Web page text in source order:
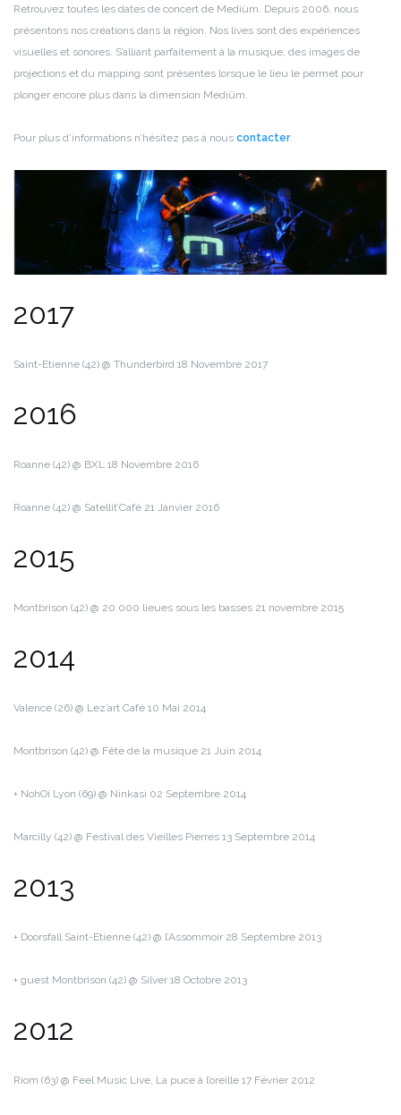
Retrouvez toutes les dates de concert de Mediüm. Depuis 2006, nous
présentons nos créations dans la région. Nos lives sont des expériences
visuelles et sonores. S’alliant parfaitement à la musique, des images de
projections et du mapping sont présentes lorsque le lieu le permet pour
plonger encore plus dans la dimension Mediüm.
Pour plus d’informations n’hésitez pas à nous contacter.
2017
Saint-Etienne (42) @ Thunderbird 18 Novembre 2017
2016
Roanne (42) @ BXL 18 Novembre 2016
Roanne (42) @ Satellit’Café 21 Janvier 2016
2015
Montbrison (42) @ 20 000 lieues sous les basses 21 novembre 2015
2014
Valence (26) @ Lez’art Café 10 Mai 2014
Montbrison (42) @ Fête de la musique 21 Juin 2014
+ NohOï Lyon (69) @ Ninkasi 02 Septembre 2014
Marcilly (42) @ Festival des Vieilles Pierres 13 Septembre 2014
2013
+ Doorsfall Saint-Etienne (42) @ l’Assommoir 28 Septembre 2013
+ guest Montbrison (42) @ Silver 18 Octobre 2013
2012
Riom (63) @ Feel Music Live, La puce à l’oreille 17 Février 2012